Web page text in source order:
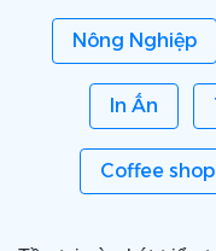
Nông Nghiệp
In Ấn
Coffee shop